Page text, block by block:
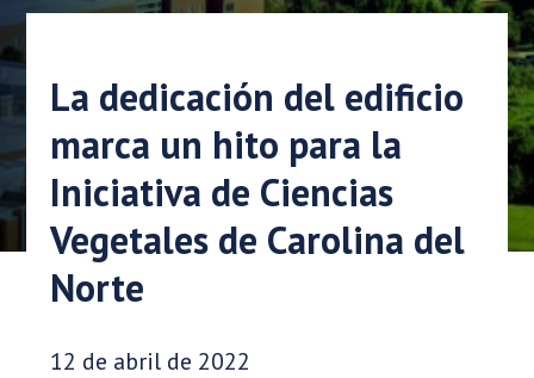
La dedicación del edificio
marca un hito para la
Iniciativa de Ciencias
Vegetales de Carolina del
Norte
Fecha de publicación:
12 de abril de 2022